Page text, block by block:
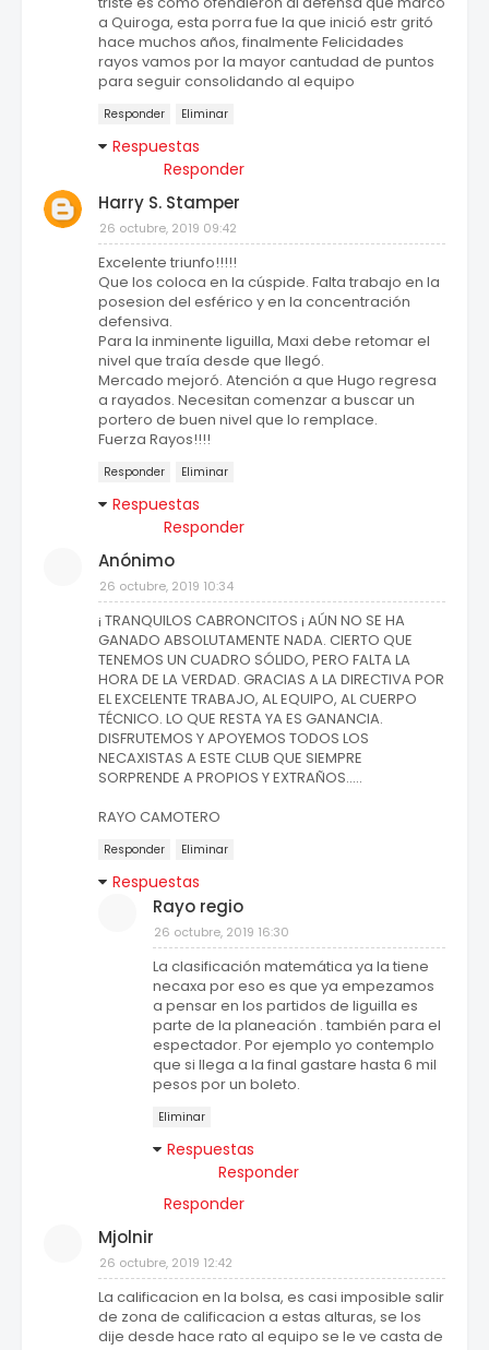
a Quiroga, esta porra fue la que inició estr gritó
hace muchos años, finalmente Felicidades
rayos vamos por la mayor cantudad de puntos
para seguir consolidando al equipo
Responder Eliminar
Respuestas
Responder
Harry S. Stamper
26 octubre, 2019 09:42
Excelente triunfo!!!!!
Que los coloca en la cúspide. Falta trabajo en la
posesion del esférico y en la concentración
defensiva.
Para la inminente liguilla, Maxi debe retomar el
nivel que traía desde que llegó.
Mercado mejoró. Atención a que Hugo regresa
a rayados. Necesitan comenzar a buscar un
portero de buen nivel que lo remplace.
Fuerza Rayos!!!!
Responder Eliminar
Respuestas
Responder
Anónimo
26 octubre, 2019 10:34
¡ TRANQUILOS CABRONCITOS ¡ AÚN NO SE HA
GANADO ABSOLUTAMENTE NADA. CIERTO QUE
TENEMOS UN CUADRO SÓLIDO, PERO FALTA LA
HORA DE LA VERDAD. GRACIAS A LA DIRECTIVA POR
EL EXCELENTE TRABAJO, AL EQUIPO, AL CUERPO
TÉCNICO. LO QUE RESTA YA ES GANANCIA.
DISFRUTEMOS Y APOYEMOS TODOS LOS
NECAXISTAS A ESTE CLUB QUE SIEMPRE
SORPRENDE A PROPIOS Y EXTRAÑOS.....
RAYO CAMOTERO
Responder Eliminar
Respuestas
Rayo regio
26 octubre, 2019 16:30
La clasificación matemática ya la tiene
necaxa por eso es que ya empezamos
a pensar en los partidos de liguilla es
parte de la planeación . también para el
espectador. Por ejemplo yo contemplo
que si llega a la final gastare hasta 6 mil
pesos por un boleto.
Eliminar
Respuestas
Responder
Responder
Mjolnir
26 octubre, 2019 12:42
La calificacion en la bolsa, es casi imposible salir
de zona de calificacion a estas alturas, se los
dije desde hace rato al equipo se le ve casta de